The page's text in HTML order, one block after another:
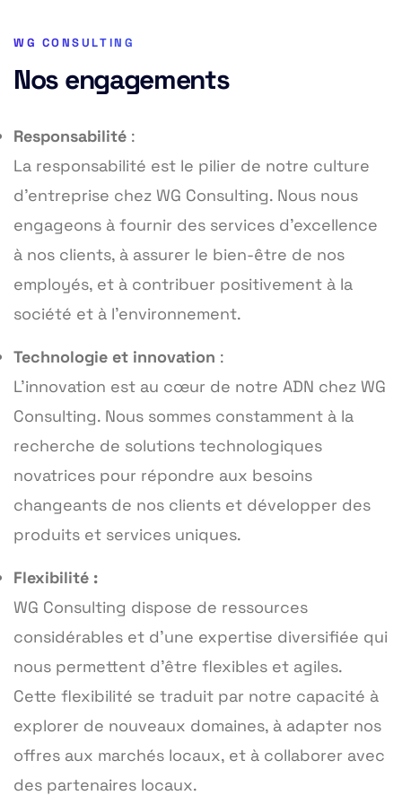
WG CONSULTING
Nos engagements
Responsabilité :
La responsabilité est le pilier de notre culture
d’entreprise chez WG Consulting. Nous nous
engageons à fournir des services d’excellence
à nos clients, à assurer le bien-être de nos
employés, et à contribuer positivement à la
société et à l’environnement.
Technologie et innovation :
L’innovation est au cœur de notre ADN chez WG
Consulting. Nous sommes constamment à la
recherche de solutions technologiques
novatrices pour répondre aux besoins
changeants de nos clients et développer des
produits et services uniques.
Flexibilité :
WG Consulting dispose de ressources
considérables et d’une expertise diversifiée qui
nous permettent d’être flexibles et agiles.
Cette flexibilité se traduit par notre capacité à
explorer de nouveaux domaines, à adapter nos
offres aux marchés locaux, et à collaborer avec
des partenaires locaux.